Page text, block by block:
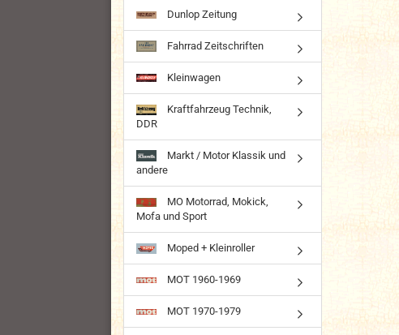
Dunlop Zeitung
Fahrrad Zeitschriften
Kleinwagen
Kraftfahrzeug Technik,
DDR
Markt / Motor Klassik und
andere
MO Motorrad, Mokick,
Mofa und Sport
Moped + Kleinroller
MOT 1960-1969
MOT 1970-1979